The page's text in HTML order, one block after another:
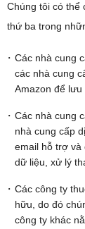
Chúng tôi có thể
thứ ba trong
Các nhà cung
các nhà cung
Amazon để lưu
Các nhà cung
nhà cung cấp
email hỗ trợ và
dữ liệu, xử lý
Các công ty
hữu, do đó
công ty khác